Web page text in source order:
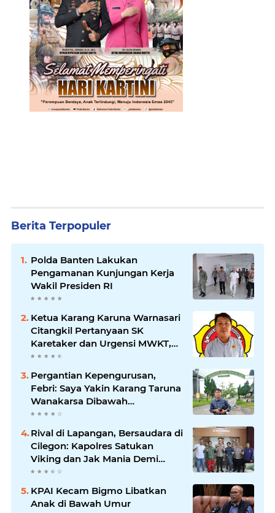
Berita Terpopuler
Polda Banten Lakukan
Pengamanan Kunjungan Kerja
Wakil Presiden RI
Ketua Karang Karuna Warnasari
Citangkil Pertanyaan SK
Karetaker dan Urgensi MWKT,
Saat Suasana Berduka
Pergantian Kepengurusan,
Febri: Saya Yakin Karang Taruna
Wanakarsa Dibawah
Kepemimpinan Bung Entus
Jauh Membawa Manfaat
Rival di Lapangan, Bersaudara di
Cilegon: Kapolres Satukan
Viking dan Jak Mania Demi
Nobar Damai Piala Presiden
KPAI Kecam Bigmo Libatkan
Anak di Bawah Umur